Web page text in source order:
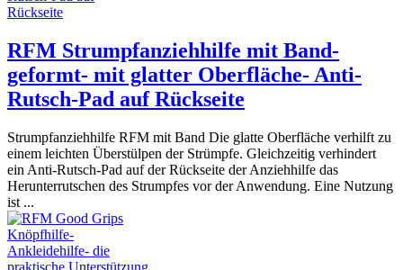
RFM Strumpfanziehhilfe mit Band-
geformt- mit glatter Oberfläche- Anti-
Rutsch-Pad auf Rückseite
Strumpfanziehhilfe RFM mit Band Die glatte Oberfläche verhilft zu
einem leichten Überstülpen der Strümpfe. Gleichzeitig verhindert
ein Anti-Rutsch-Pad auf der Rückseite der Anziehhilfe das
Herunterrutschen des Strumpfes vor der Anwendung. Eine Nutzung
ist ...